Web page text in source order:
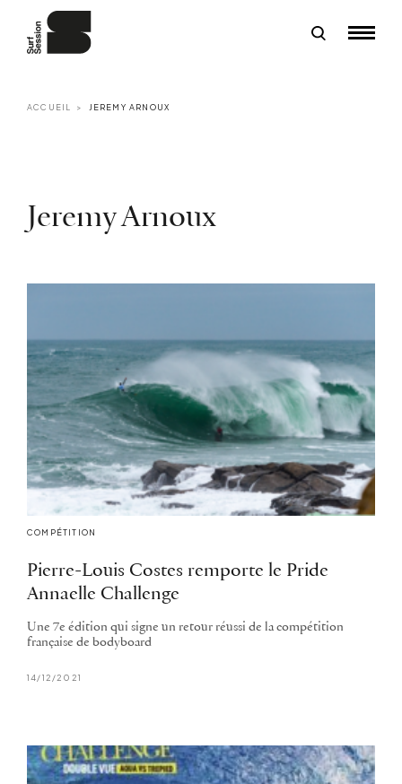
ACCUEIL JEREMY ARNOUX
Jeremy Arnoux
COMPÉTITION
Pierre-Louis Costes remporte le Pride
Annaelle Challenge
Une 7e édition qui signe un retour réussi de la compétition
française de bodyboard
14/12/2021